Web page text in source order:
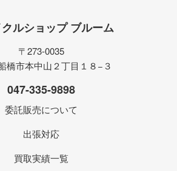
クルショップ ブルーム
〒273-0035
橋市本中山２丁目１８−３
047-335-9898
委託販売について
出張対応
買取実績一覧